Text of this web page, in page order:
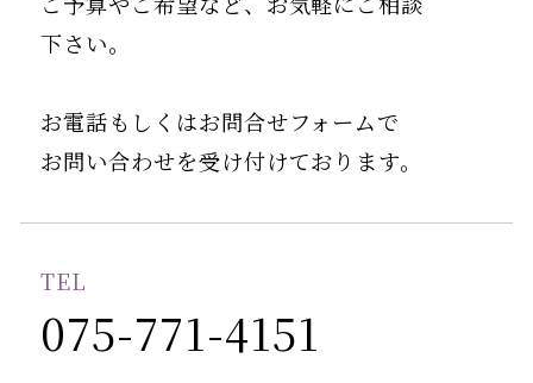
下さい。
お電話もしくはお問合せフォームで
お問い合わせを受け付けております。
TEL
075-771-4151